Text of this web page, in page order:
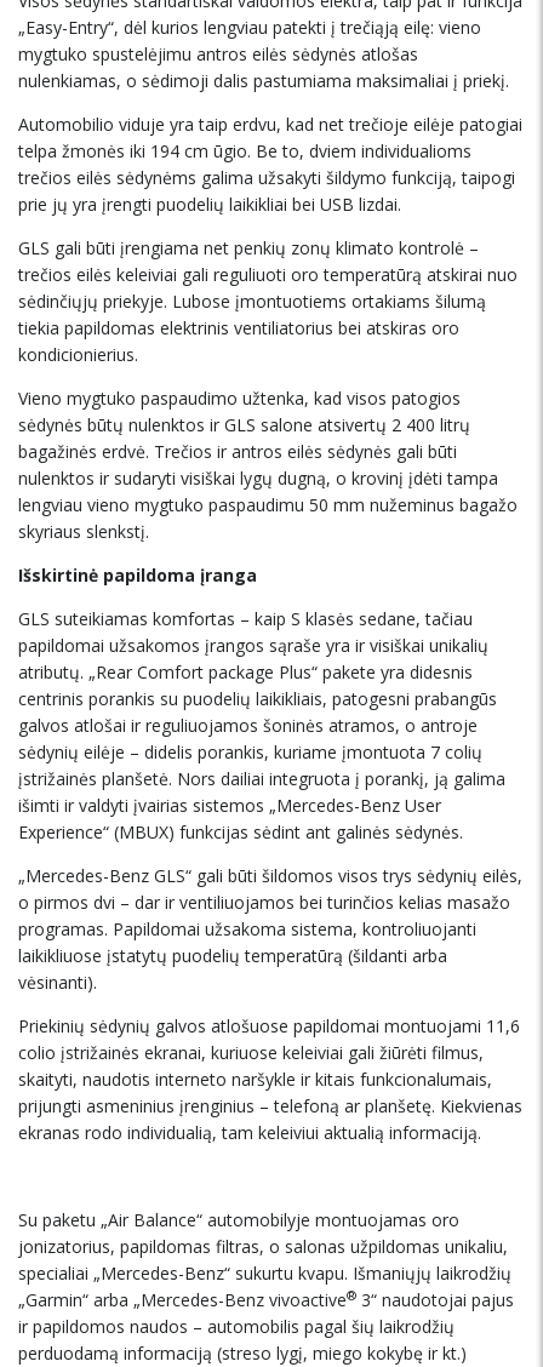
„Easy-Entry“, dėl kurios lengviau patekti į trečiąją eilę: vieno
mygtuko spustelėjimu antros eilės sėdynės atlošas
nulenkiamas, o sėdimoji dalis pastumiama maksimaliai į priekį.
Automobilio viduje yra taip erdvu, kad net trečioje eilėje patogiai
telpa žmonės iki 194 cm ūgio. Be to, dviem individualioms
trečios eilės sėdynėms galima užsakyti šildymo funkciją, taipogi
prie jų yra įrengti puodelių laikikliai bei USB lizdai.
GLS gali būti įrengiama net penkių zonų klimato kontrolė –
trečios eilės keleiviai gali reguliuoti oro temperatūrą atskirai nuo
sėdinčiųjų priekyje. Lubose įmontuotiems ortakiams šilumą
tiekia papildomas elektrinis ventiliatorius bei atskiras oro
kondicionierius.
Vieno mygtuko paspaudimo užtenka, kad visos patogios
sėdynės būtų nulenktos ir GLS salone atsivertų 2 400 litrų
bagažinės erdvė. Trečios ir antros eilės sėdynės gali būti
nulenktos ir sudaryti visiškai lygų dugną, o krovinį įdėti tampa
lengviau vieno mygtuko paspaudimu 50 mm nužeminus bagažo
skyriaus slenkstį.
Išskirtinė papildoma įranga
GLS suteikiamas komfortas – kaip S klasės sedane, tačiau
papildomai užsakomos įrangos sąraše yra ir visiškai unikalių
atributų. „Rear Comfort package Plus“ pakete yra didesnis
centrinis porankis su puodelių laikikliais, patogesni prabangūs
galvos atlošai ir reguliuojamos šoninės atramos, o antroje
sėdynių eilėje – didelis porankis, kuriame įmontuota 7 colių
įstrižainės planšetė. Nors dailiai integruota į porankį, ją galima
išimti ir valdyti įvairias sistemos „Mercedes-Benz User
Experience“ (MBUX) funkcijas sėdint ant galinės sėdynės.
„Mercedes-Benz GLS“ gali būti šildomos visos trys sėdynių eilės,
o pirmos dvi – dar ir ventiliuojamos bei turinčios kelias masažo
programas. Papildomai užsakoma sistema, kontroliuojanti
laikikliuose įstatytų puodelių temperatūrą (šildanti arba
vėsinanti).
Priekinių sėdynių galvos atlošuose papildomai montuojami 11,6
colio įstrižainės ekranai, kuriuose keleiviai gali žiūrėti filmus,
skaityti, naudotis interneto naršykle ir kitais funkcionalumais,
prijungti asmeninius įrenginius – telefoną ar planšetę. Kiekvienas
ekranas rodo individualią, tam keleiviui aktualią informaciją.
Su paketu „Air Balance“ automobilyje montuojamas oro
jonizatorius, papildomas filtras, o salonas užpildomas unikaliu,
specialiai „Mercedes-Benz“ sukurtu kvapu. Išmaniųjų laikrodžių
„Garmin“ arba „Mercedes-Benz vivoactive® 3“ naudotojai pajus
ir papildomos naudos – automobilis pagal šių laikrodžių
perduodamą informaciją (streso lygį, miego kokybę ir kt.)